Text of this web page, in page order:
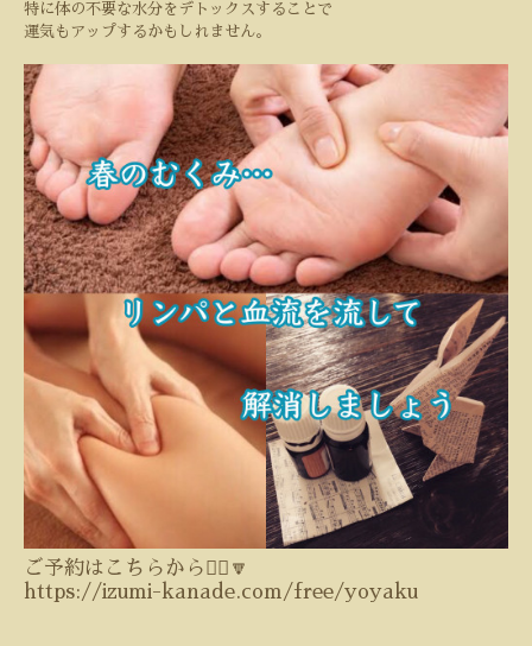
特に体の不要な水分をデトックスすることで
運気もアップするかもしれません。
ご予約はこちらから💁‍♀️🔽
https://izumi-kanade.com/free/yoyaku